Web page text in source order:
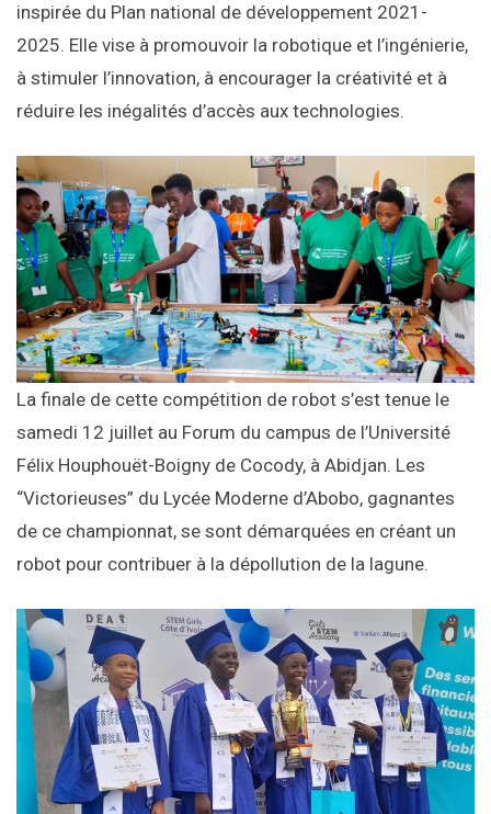
inspirée du Plan national de développement 2021-
2025. Elle vise à promouvoir la robotique et l’ingénierie,
à stimuler l’innovation, à encourager la créativité et à
réduire les inégalités d’accès aux technologies.
La finale de cette compétition de robot s’est tenue le
samedi 12 juillet au Forum du campus de l’Université
Félix Houphouët-Boigny de Cocody, à Abidjan. Les
“Victorieuses” du Lycée Moderne d’Abobo, gagnantes
de ce championnat, se sont démarquées en créant un
robot pour contribuer à la dépollution de la lagune.